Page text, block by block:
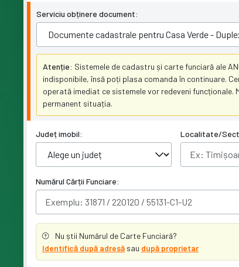
Serviciu obținere document:
Atenție: Sistemele de cadastru și carte funciară ale
indisponibile, însă poți plasa comanda în continuare.
operată imediat ce sistemele vor redeveni funcționale.
permanent situația.
Județ imobil: Localitate/
Numărul Cărții Funciare:
Nu știi Numărul de Carte Funciară?
Identifică după adresă sau după proprietar